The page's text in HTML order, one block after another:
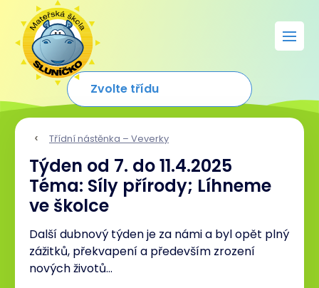
Třídní nástěnka – Veverky
Týden od 7. do 11.4.2025
Téma: Síly přírody; Líhneme
ve školce
Další dubnový týden je za námi a byl opět plný
zážitků, překvapení a především zrození
nových životů…